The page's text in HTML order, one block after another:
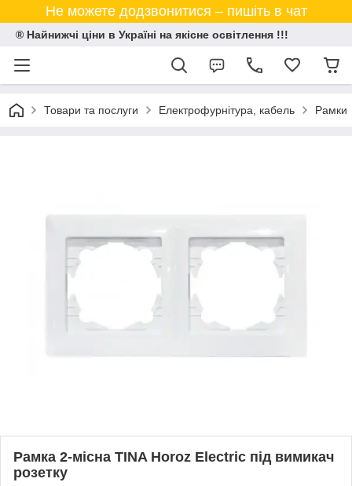
Не можете додзвонитися – пишіть в чат
® Найнижчі ціни в Україні на якісне освітлення !!!
Товари та послуги Електрофурнітура, кабель Рамки
Рамка 2-місна TINA Horoz Electric під вимикач
розетку